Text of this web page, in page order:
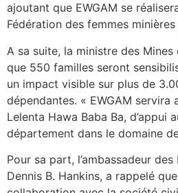
ajoutant que EWGAM se
Fédération des femmes
A sa suite, la ministre des
que 550 familles seront
un impact visible sur plus de
dépendantes. « EWGAM servira
Lelenta Hawa Baba Ba, d’appui
département dans le domaine
Pour sa part, l’ambassadeur
Dennis B. Hankins, a rappelé